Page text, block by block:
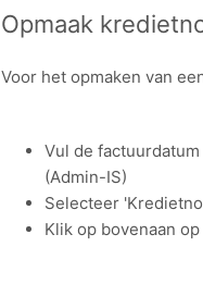
Opmaak
Voor het opmaken van
Vul de
(Admin-IS)
Selecteer
Klik op bovenaan